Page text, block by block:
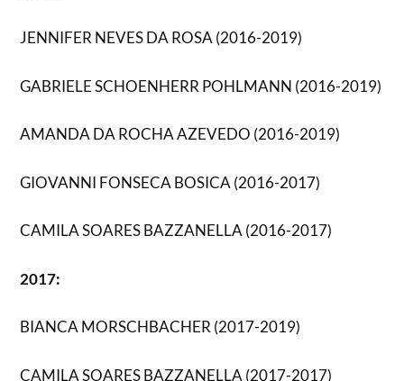
JENNIFER NEVES DA ROSA (2016-2019)
GABRIELE SCHOENHERR POHLMANN (2016-2019)
AMANDA DA ROCHA AZEVEDO (2016-2019)
GIOVANNI FONSECA BOSICA (2016-2017)
CAMILA SOARES BAZZANELLA (2016-2017)
2017:
BIANCA MORSCHBACHER (2017-2019)
CAMILA SOARES BAZZANELLA (2017-2017)